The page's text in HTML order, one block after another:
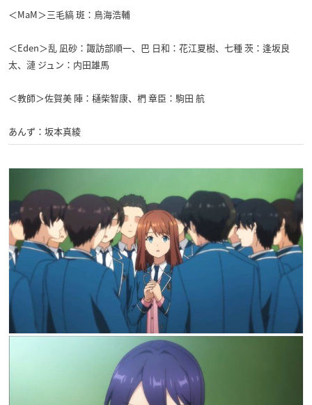
＜MaM＞三毛縞 斑：鳥海浩輔
＜Eden＞乱 凪砂：諏訪部順一、巴 日和：花江夏樹、七種 茨：逢坂良
太、漣 ジュン：内田雄馬
＜教師＞佐賀美 陣：樋柴智康、椚 章臣：駒田 航
あんず：坂本真綾